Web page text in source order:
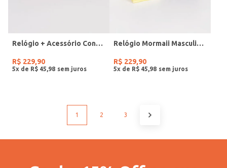
Relógio + Acessório Condor Feminino PRATA
R$ 229,90
5x de R$ 45 98
Relógio Mormaii Masculino PRETO
R$ 229,90
5x de R$ 45 98
1 2 3